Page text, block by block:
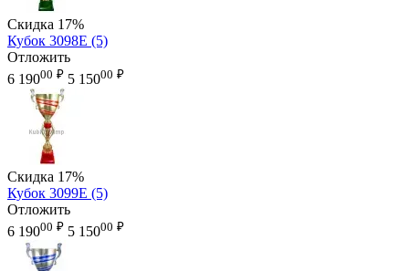
Скидка 17%
Кубок 3098E (5)
Отложить
6 19000 ₽ 5 15000 ₽
Скидка 17%
Кубок 3099E (5)
Отложить
6 19000 ₽ 5 15000 ₽